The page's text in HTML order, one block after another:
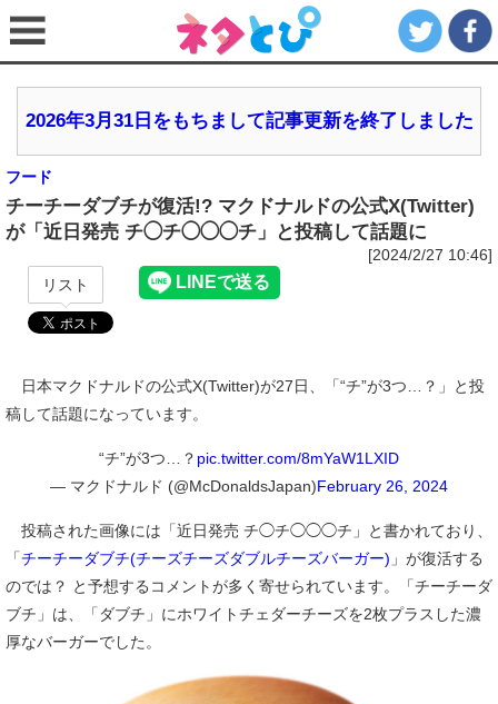
2026年3月31日をもちまして記事更新を終了しました
フード
チーチーダブチが復活!? マクドナルドの公式X(Twitter)
が「近日発売 チ◯チ◯◯◯チ」と投稿して話題に
[2024/2/27 10:46]
リスト
日本マクドナルドの公式X(Twitter)が27日、「“チ”が3つ…？」と投
稿して話題になっています。
“チ”が3つ…？ pic.twitter.com/8mYaW1LXID
— マクドナルド (@McDonaldsJapan)February 26, 2024
投稿された画像には「近日発売 チ◯チ◯◯◯チ」と書かれており、
「チーチーダブチ(チーズチーズダブルチーズバーガー) 」が復活する
のでは？ と予想するコメントが多く寄せられています。「チーチーダ
ブチ」は、「ダブチ」にホワイトチェダーチーズを2枚プラスした濃
厚なバーガーでした。